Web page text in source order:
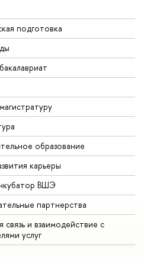
подготовка
образование
карьеры
ВШЭ
партнерства
связь и взаимодействие с
услуг